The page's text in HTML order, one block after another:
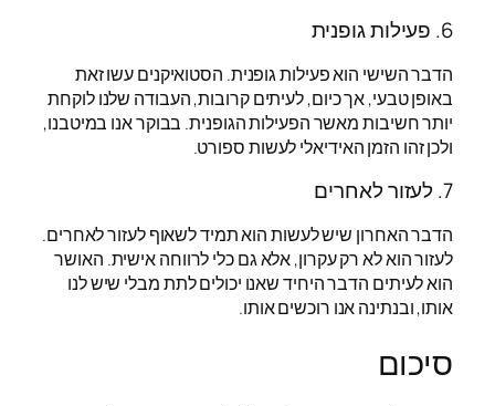
6. פעילות גופנית
הדבר השישי הוא פעילות גופנית. הסטואיקנים עשו זאת
באופן טבעי, אך כיום, לעיתים קרובות, העבודה שלנו לוקחת
יותר חשיבות מאשר הפעילות הגופנית. בבוקר אנו במיטבנו,
ולכן זהו הזמן האידיאלי לעשות ספורט.
7. לעזור לאחרים
הדבר האחרון שיש לעשות הוא תמיד לשאוף לעזור לאחרים.
לעזור הוא לא רק עקרון, אלא גם כלי לרווחה אישית. האושר
הוא לעיתים הדבר היחיד שאנו יכולים לתת מבלי שיש לנו
אותו, ובנתינה אנו רוכשים אותו.
סיכום